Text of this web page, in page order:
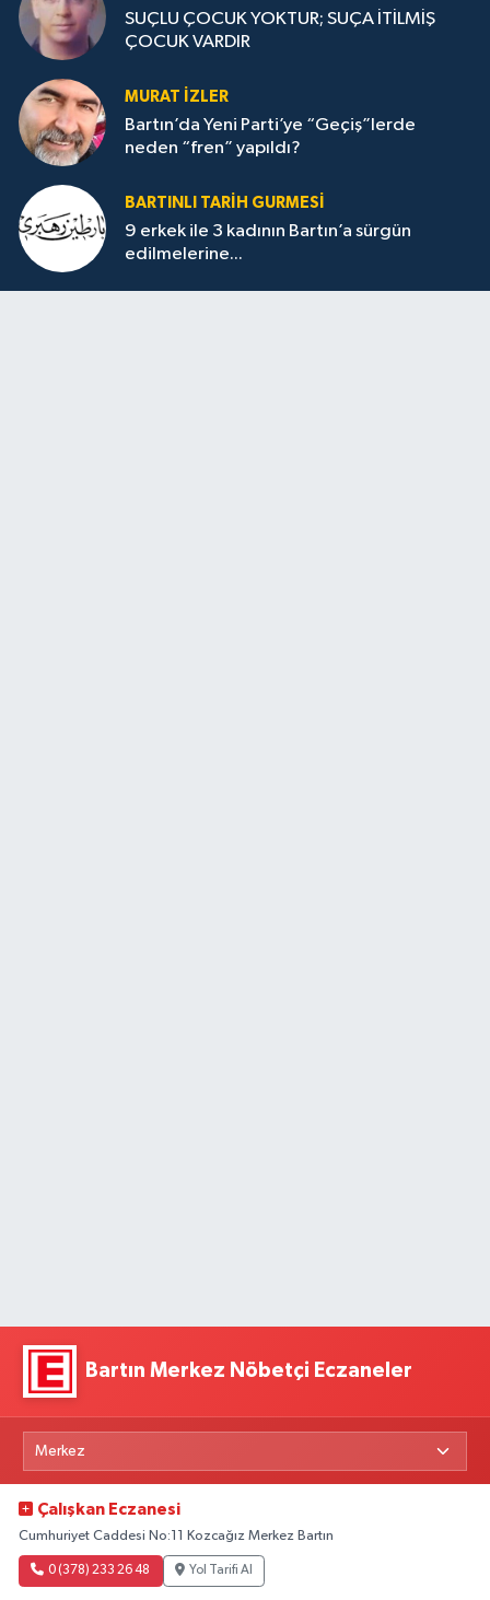
SUÇLU ÇOCUK YOKTUR; SUÇA İTİLMİŞ
ÇOCUK VARDIR
MURAT İZLER
Bartın’da Yeni Parti’ye “Geçiş”lerde
neden “fren” yapıldı?
BARTINLI TARIH GURMESI
9 erkek ile 3 kadının Bartın’a sürgün
edilmelerine...
Bartın Merkez Nöbetçi Eczaneler
Çalışkan Eczanesi
Cumhuriyet Caddesi No:11 Kozcağız Merkez Bartın
0 (378) 233 26 48 Yol Tarifi Al